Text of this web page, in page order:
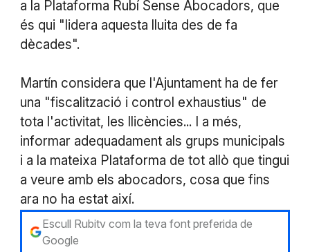
a la Plataforma Rubí Sense Abocadors, que
és qui "lidera aquesta lluita des de fa
dècades".
Martín considera que l'Ajuntament ha de fer
una "fiscalització i control exhaustius" de
tota l'activitat, les llicències... I a més,
informar adequadament als grups municipals
i a la mateixa Plataforma de tot allò que tingui
a veure amb els abocadors, cosa que fins
ara no ha estat així.
Escull Rubitv com la teva font preferida de
Google